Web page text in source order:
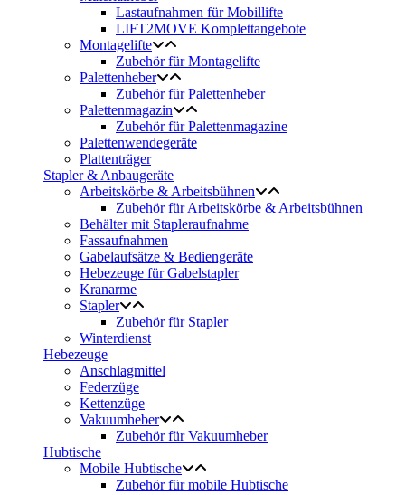
Lastaufnahmen für Mobillifte
LIFT2MOVE Komplettangebote
Montagelifte
Zubehör für Montagelifte
Palettenheber
Zubehör für Palettenheber
Palettenmagazin
Zubehör für Palettenmagazine
Palettenwendegeräte
Plattenträger
Stapler & Anbaugeräte
Arbeitskörbe & Arbeitsbühnen
Zubehör für Arbeitskörbe & Arbeitsbühnen
Behälter mit Stapleraufnahme
Fassaufnahmen
Gabelaufsätze & Bediengeräte
Hebezeuge für Gabelstapler
Kranarme
Stapler
Zubehör für Stapler
Winterdienst
Hebezeuge
Anschlagmittel
Federzüge
Kettenzüge
Vakuumheber
Zubehör für Vakuumheber
Hubtische
Mobile Hubtische
Zubehör für mobile Hubtische